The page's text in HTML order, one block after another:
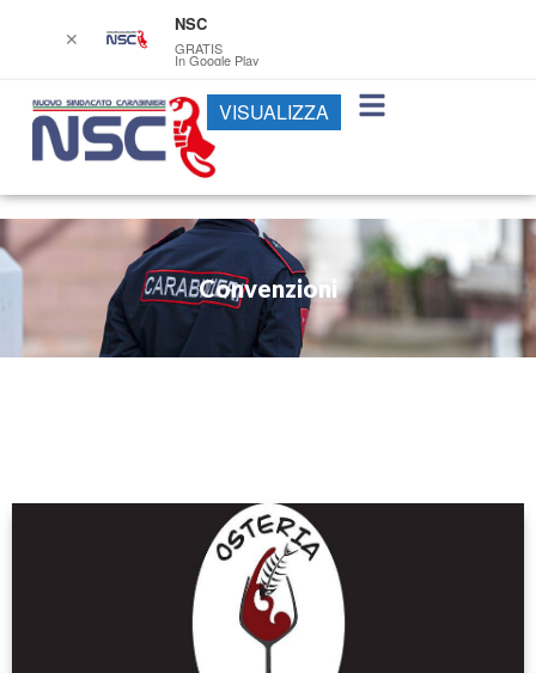
Convenzioni
✕
NSC
GRATIS
In Google Play
VISUALIZZA